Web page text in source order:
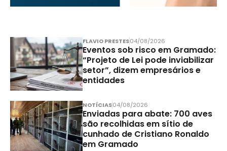
FLAVIO PRESTES04/08/2026
Eventos sob risco em Gramado:
“Projeto de Lei pode inviabilizar
setor”, dizem empresários e
entidades
NOTÍCIAS04/08/2026
Enviadas para abate: 700 aves
são recolhidas em sítio de
cunhado de Cristiano Ronaldo
em Gramado